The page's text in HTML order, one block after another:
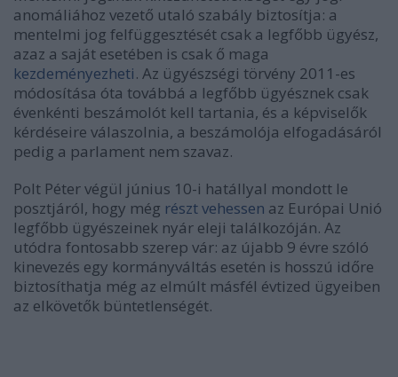
anomáliához vezető utaló szabály biztosítja: a
mentelmi jog felfüggesztését csak a legfőbb ügyész,
azaz a saját esetében is csak ő maga
kezdeményezheti. Az ügyészségi törvény 2011-es
módosítása óta továbbá a legfőbb ügyésznek csak
évenkénti beszámolót kell tartania, és a képviselők
kérdéseire válaszolnia, a beszámolója elfogadásáról
pedig a parlament nem szavaz.
Polt Péter végül június 10-i hatállyal mondott le
posztjáról, hogy még részt vehessen az Európai Unió
legfőbb ügyészeinek nyár eleji találkozóján. Az
utódra fontosabb szerep vár: az újabb 9 évre szóló
kinevezés egy kormányváltás esetén is hosszú időre
biztosíthatja még az elmúlt másfél évtized ügyeiben
az elkövetők büntetlenségét.